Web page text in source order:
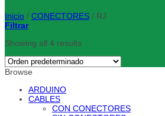
Inicio / CONECTORES / RJ
Filtrar
Showing all 4 results
Browse
ARDUINO
CABLES
CON CONECTORES